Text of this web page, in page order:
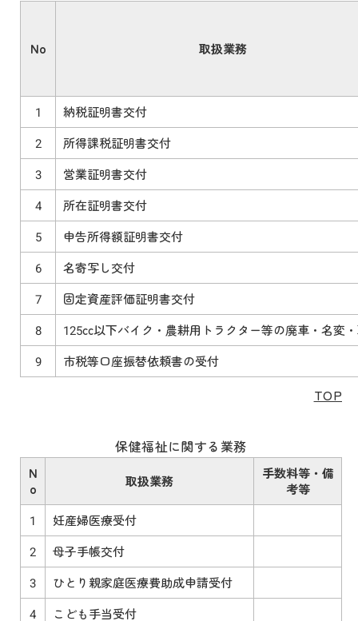
No 取扱業務
1
納税証明書交付
2
所得課税証明書交付
3
営業証明書交付
4
所在証明書交付
5
申告所得額証明書交付
6
名寄写し交付
7
固定資産評価証明書交付
8
125cc以下バイク・農耕用トラクター等の廃車・名変
9
市税等口座振替依頼書の受付
TOP
保健福祉に関する業務
N
o
取扱業務
手数料等・備
考等
1
妊産婦医療受付
2
母子手帳交付
3
ひとり親家庭医療費助成申請受付
4
こども手当受付